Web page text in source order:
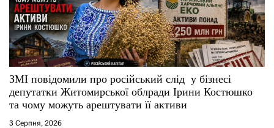
п
и
с
і
в
ЗМІ повідомили про російський слід у бізнесі
депутатки Житомирської облради Ірини Костюшко
та чому можуть арештувати її активи
3 Серпня, 2026